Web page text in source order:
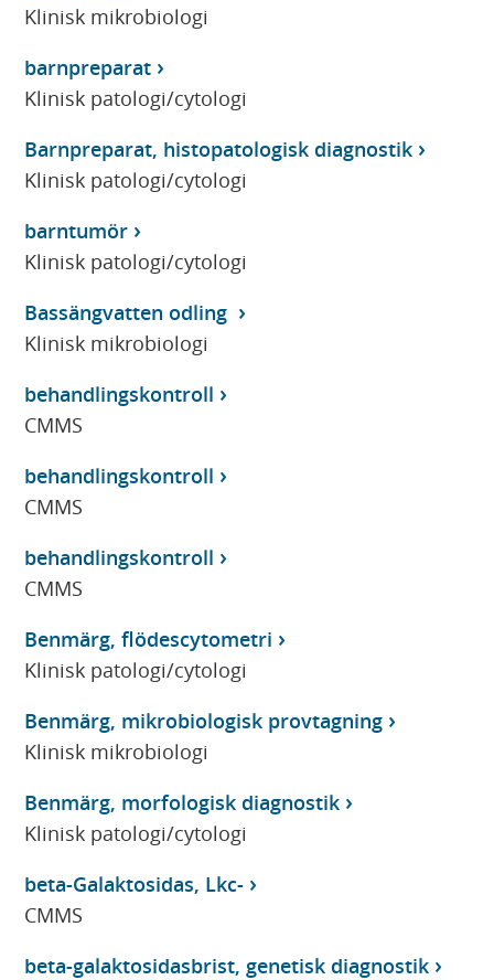
Klinisk mikrobiologi
barnpreparat
Klinisk patologi/cytologi
Barnpreparat, histopatologisk diagnostik
Klinisk patologi/cytologi
barntumör
Klinisk patologi/cytologi
Bassängvatten odling
Klinisk mikrobiologi
behandlingskontroll
CMMS
behandlingskontroll
CMMS
behandlingskontroll
CMMS
Benmärg, flödescytometri
Klinisk patologi/cytologi
Benmärg, mikrobiologisk provtagning
Klinisk mikrobiologi
Benmärg, morfologisk diagnostik
Klinisk patologi/cytologi
beta-Galaktosidas, Lkc-
CMMS
beta-galaktosidasbrist, genetisk diagnostik